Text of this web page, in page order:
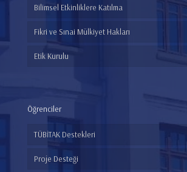
Bilimsel Etkinliklere Katılma
Fikri ve Sınai Mülkiyet Hakları
Etik Kurulu
Öğrenciler
TÜBİTAK Destekleri
Proje Desteği